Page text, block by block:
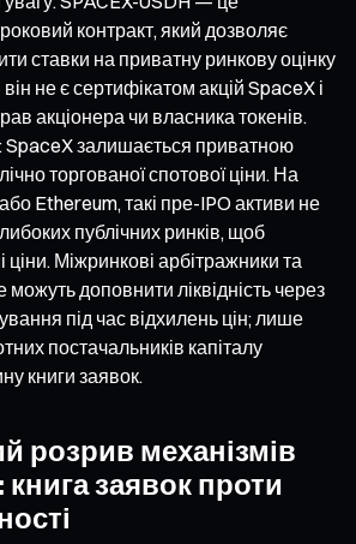
контракт, який дозволяє
ставки на приватну ринкову оцінку
не є сертифікатом акцій SpaceX і
акціонера чи власника токенів.
SpaceX залишається приватною
торгованої спотової ціни. На
або Ethereum, такі пре-IPO активи не
публічних ринків, щоб
ціни. Міжринкові арбітражники та
доповнити ліквідність через
під час відхилень цін; лише
постачальників капіталу
книги заявок.
розрив механізмів
книга заявок проти